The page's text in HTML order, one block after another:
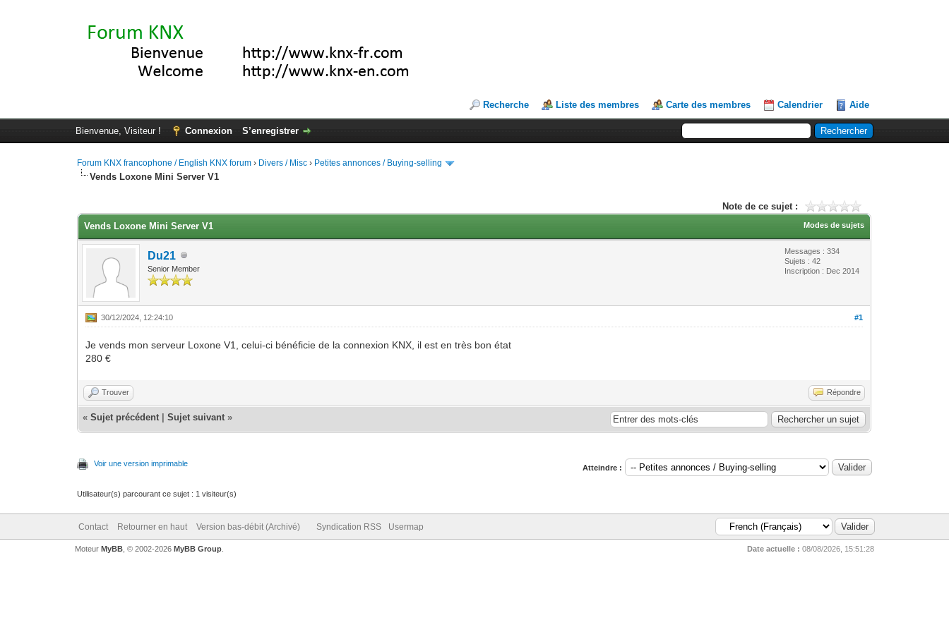
Recherche Liste des membres Carte des membres Calendrier Aide
Bienvenue, Visiteur ! Connexion S’enregistrer
Forum KNX francophone / English KNX forum › Divers / Misc › Petites annonces / Buying-selling
Vends Loxone Mini Server V1
Note de ce sujet :
Modes de sujets
Vends Loxone Mini Server V1
Du21
Senior Member
Messages : 334
Sujets : 42
Inscription : Dec 2014
#1
30/12/2024, 12:24:10
Je vends mon serveur Loxone V1, celui-ci bénéficie de la connexion KNX, il est en très bon état
280 €
Trouver Répondre
«Sujet précédent |Sujet suivant »
Voir une version imprimable Atteindre :
Utilisateur(s) parcourant ce sujet : 1 visiteur(s)
Contact Retourner en haut Version bas-débit (Archivé) Syndication RSS Usermap
Date actuelle : 08/08/2026, 15:51:28
Moteur MyBB, © 2002-2026 MyBB Group.